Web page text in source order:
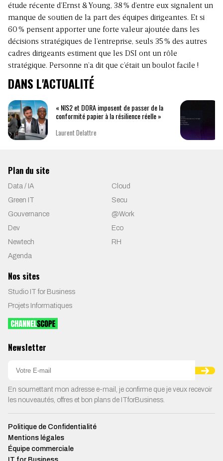
étude récente d’Ernst & Young, 38 % d’entre eux signalent un
manque de soutien de la part des équipes dirigeantes. Et si
60 % pensent apporter une forte valeur ajoutée dans les
décisions stratégiques de l’entreprise, seuls 35 % des autres
cadres dirigeants estiment que les DSI ont un rôle
stratégique. Personne n’a dit que c’était un boulot facile !
DANS L'ACTUALITÉ
« NIS2 et DORA imposent de passer de la
conformité papier à la résilience réelle »
Laurent Delattre
Plan du site
Data / IA
Cloud
Green IT
Secu
Gouvernance
@Work
Dev
Eco
Newtech
RH
Agenda
Nos sites
Studio IT for Business
Projets Informatiques
Newsletter
En soumettant mon adresse e-mail, je confirme que je veux recevoir
les nouveautés, offres et bon plans de ITforBusiness.
Politique de Confidentialité
Mentions légales
Équipe commerciale